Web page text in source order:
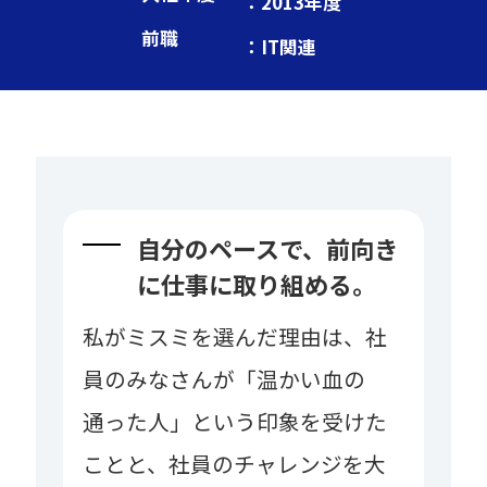
前職
：IT関連
自分のペースで、前向き
に仕事に取り組める。
私がミスミを選んだ理由は、社
員のみなさんが「温かい血の
通った人」という印象を受けた
ことと、社員のチャレンジを大